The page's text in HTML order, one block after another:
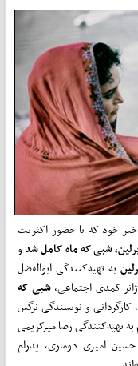
خود که با حضور اکثریت
شبی که ماه کامل شدو
به تهیه‌کنندگی ابوالفضل
کمدی اجتماعی، شبی که
و نویسندگی نرگس
تهیه‌کنندگی رضا میرکریمی
امیری دوماری، پدرام